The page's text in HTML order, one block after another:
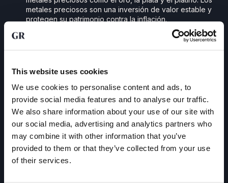
This website uses cookies
We use cookies to personalise content and ads, to
provide social media features and to analyse our traffic.
We also share information about your use of our site with
our social media, advertising and analytics partners who
may combine it with other information that you’ve
provided to them or that they’ve collected from your use
of their services.
metales preciosos son una inversión de valor estable y
protegen su patrimonio contra la inflación.
añadir oro o plata físicos a su cartera es una forma
probada de diversificar. Los metales preciosos suelen
bonos y ofrecen una protección adicional en tiempos de
incertidumbre económica. De este modo, contribuye a
una acumulación de patrimonio equilibrada y resistente a
las crisis.
Óptima distribución de los momentos de compra:
al ahorrar metales preciosos cada mes, se beneficia del
efecto del coste medio en dólares: a veces compra a un
precio alto, a veces a un precio bajo, lo que le permite
distribuir el riesgo de las fluctuaciones de precios y no
depender del «momento perfecto para entrar». Esto
reduce el impacto de la volatilidad en su cartera.